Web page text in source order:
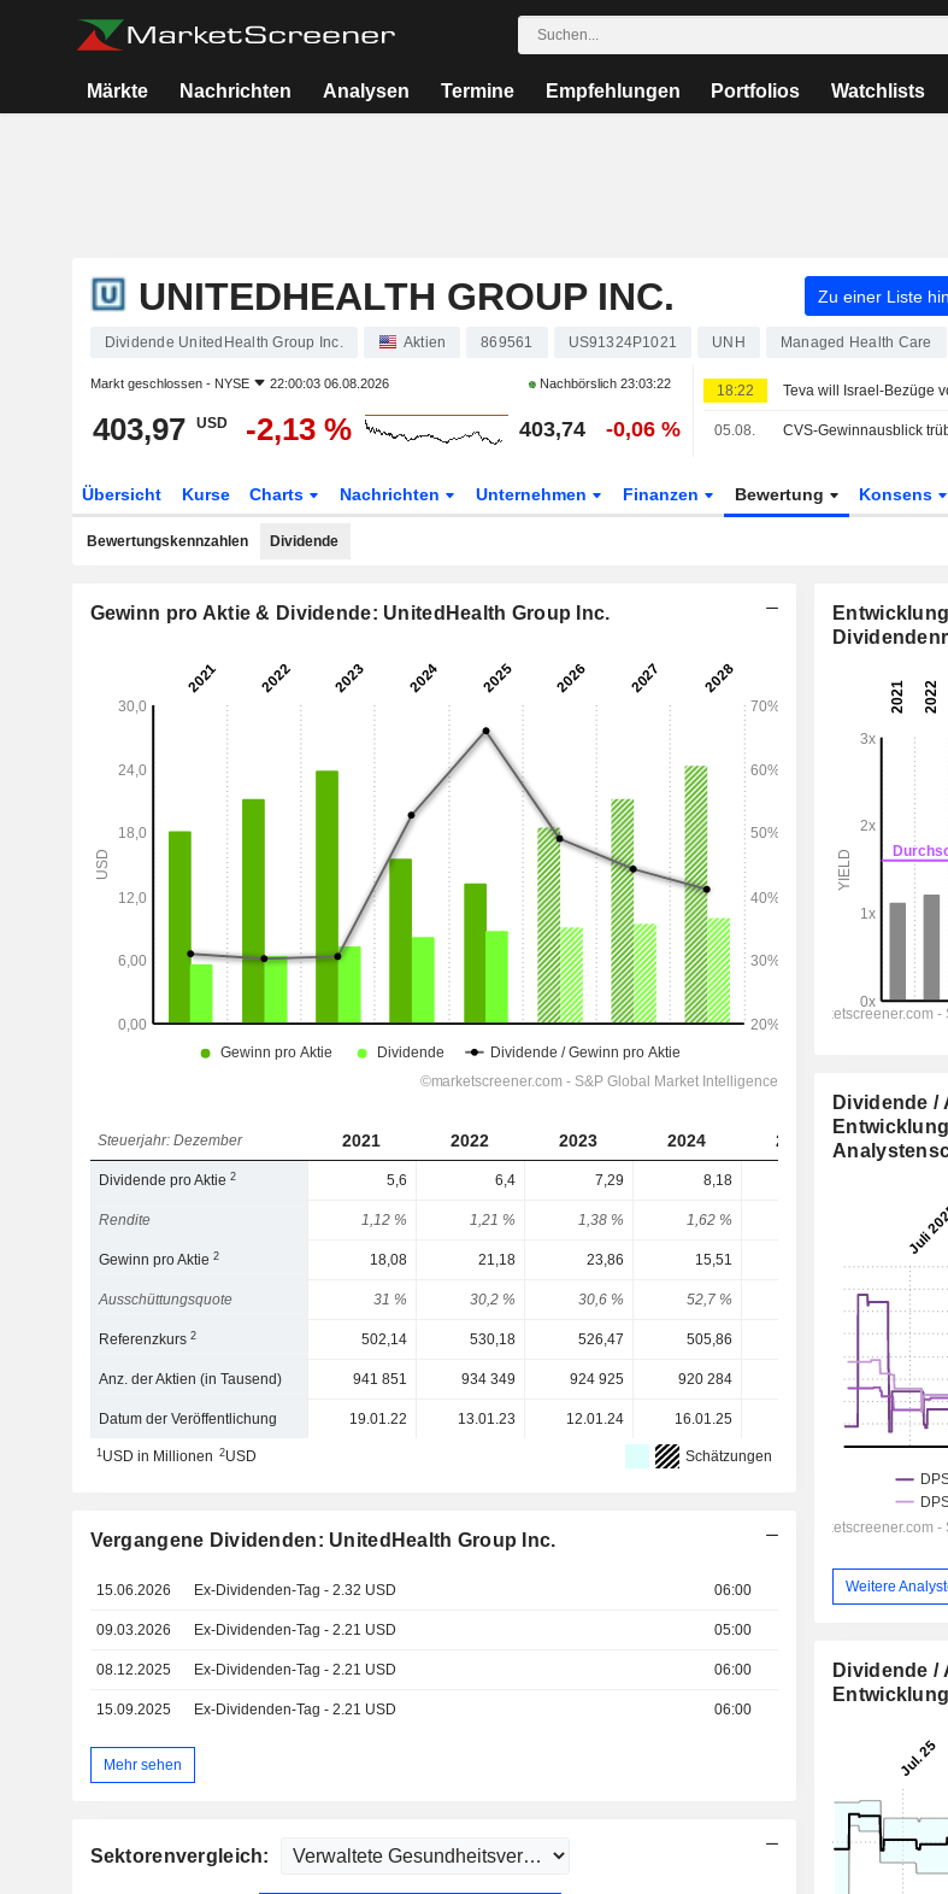
Märkte Nachrichten Analysen Termine Empfehlungen Portfolios Watchlists
UNITEDHEALTH GROUP INC. Zu einer Liste
Dividende UnitedHealth Group Inc. Aktien 869561 US91324P1021 UNH Managed Health Care
Markt geschlossen - NYSE 22:00:03 06.08.2026 Nachbörslich 23:03:22
403,97 USD -2,13 % 403,74 -0,06 %
18:22
05.08.
Übersicht Kurse Charts Nachrichten Unternehmen Finanzen Bewertung Konsens
Bewertungskennzahlen Dividende
Gewinn pro Aktie & Dividende: UnitedHealth Group Inc.
Steuerjahr: Dezember 2021 2022 2023 2024 2025 2026
Dividende pro Aktie2 5,6 6,4 7,29 8,18
Rendite 1,12 % 1,21 % 1,38 % 1,62 % 2,19 %
Gewinn pro Aktie2 18,08 21,18 23,86 15,51
Ausschüttungsquote 31 % 30,2 % 30,6 % 52,7 % 49,1 %
Referenzkurs2 502,14 530,18 526,47 505,86 412,75
Anz. der Aktien (in Tausend) 941 851 934 349 924 925 920 284 908 144
Datum der Veröffentlichung 19.01.22 13.01.23 12.01.24 16.01.25 -
1USD in Millionen 2USD Schätzungen
Vergangene Dividenden: UnitedHealth Group Inc.
15.06.2026 Ex-Dividenden-Tag - 2.32 USD 06:00
09.03.2026 Ex-Dividenden-Tag - 2.21 USD 05:00
08.12.2025 Ex-Dividenden-Tag - 2.21 USD 06:00
15.09.2025 Ex-Dividenden-Tag - 2.21 USD 06:00
Mehr sehen
Sektorenvergleich:
Dividende /
Weitere
Dividende /